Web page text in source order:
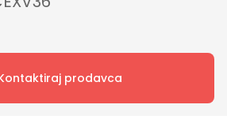
prodavca